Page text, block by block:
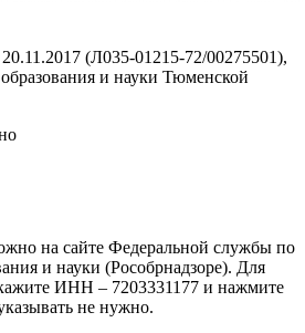
(Л035-01215-72/00275501),
и науки Тюменской
на сайте Федеральной службы по
и науки (Рособрнадзоре). Для
ИНН – 7203331177 и нажмите
не нужно.